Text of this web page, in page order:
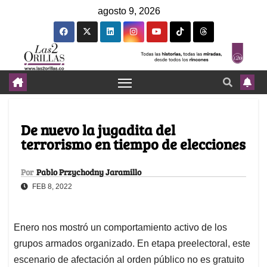
agosto 9, 2026
De nuevo la jugadita del
terrorismo en tiempo de elecciones
Por Pablo Przychodny Jaramillo
FEB 8, 2022
Enero nos mostró un comportamiento activo de los
grupos armados organizado. En etapa preelectoral, este
escenario de afectación al orden público no es gratuito